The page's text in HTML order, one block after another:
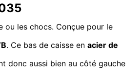
ou les chocs. Conçue pour le
. Ce bas de caisse en acier de
donc aussi bien au côté gauche